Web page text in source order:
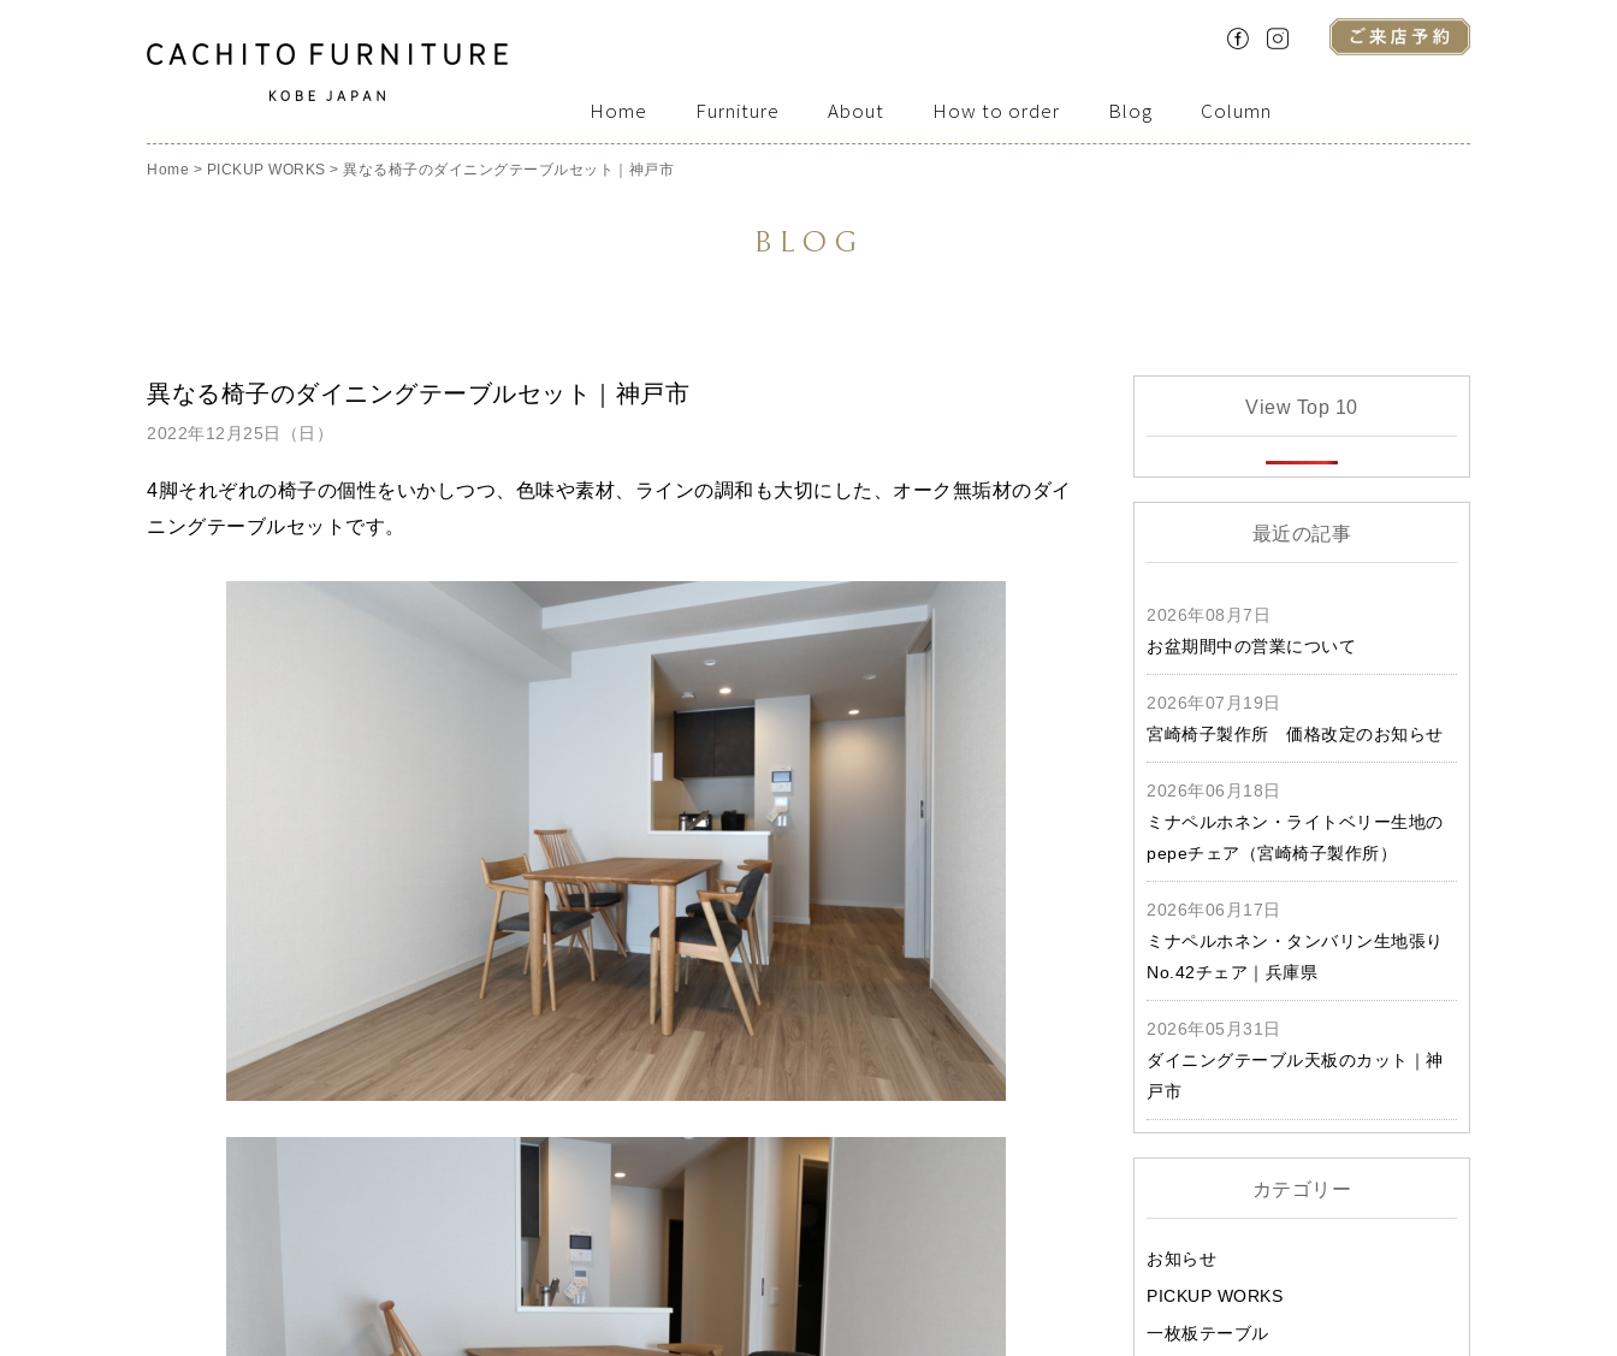
Home Furniture About How to order Blog
Column
Access / Contact
Home > PICKUP WORKS > 異なる椅子のダイニングテーブルセット｜神戸市
BLOG
異なる椅子のダイニングテーブルセット｜神戸市
2022年12月25日（日）
4脚それぞれの椅子の個性をいかしつつ 、色味や素材、ラインの調和も大切にした、オーク無垢材のダイ
ニングテーブルセットです。
View Top 10
最近の記事
2026年08月7日
お盆期間中の営業について
2026年07月19日
宮崎椅子製作所 価格改定のお知らせ
2026年06月18日
ミナペルホネン・ライトベリー生地の
pepeチェア（宮崎椅子製作所）
2026年06月17日
ミナペルホネン・タンバリン生地張り
No.42チェア｜兵庫県
2026年05月31日
ダイニングテーブル天板のカット｜神
戸市
カテゴリー
お知らせ
PICKUP WORKS
一枚板テーブル